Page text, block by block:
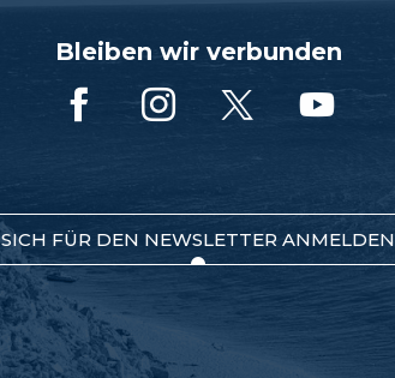
Bleiben wir verbunden
SICH FÜR DEN NEWSLETTER ANMELDEN